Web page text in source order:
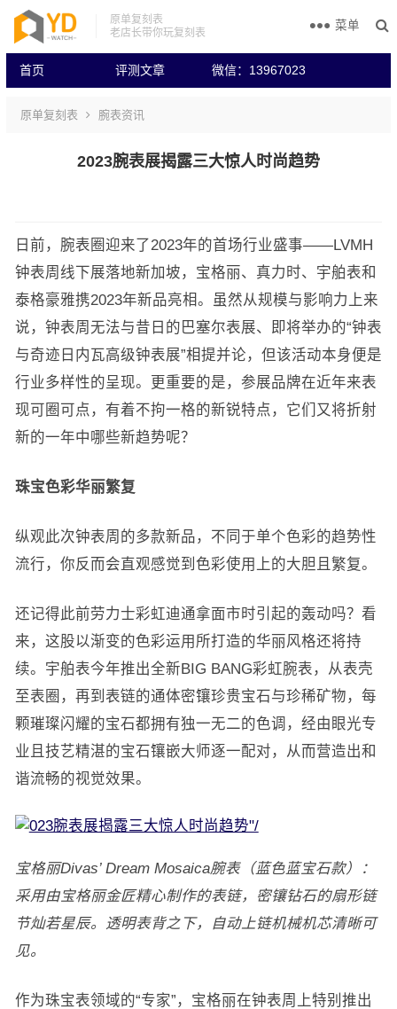
原单复刻表
老店长带你玩复刻表
首页 评测文章 微信：13967023
菜单
原单复刻表 腕表资讯
2023腕表展揭露三大惊人时尚趋势
日前，腕表圈迎来了2023年的首场行业盛事——LVMH
钟表周线下展落地新加坡，宝格丽、真力时、宇舶表和
泰格豪雅携2023年新品亮相。虽然从规模与影响力上来
说，钟表周无法与昔日的巴塞尔表展、即将举办的“钟表
与奇迹日内瓦高级钟表展”相提并论，但该活动本身便是
行业多样性的呈现。更重要的是，参展品牌在近年来表
现可圈可点，有着不拘一格的新锐特点，它们又将折射
新的一年中哪些新趋势呢？
珠宝色彩华丽繁复
纵观此次钟表周的多款新品，不同于单个色彩的趋势性
流行，你反而会直观感觉到色彩使用上的大胆且繁复。
还记得此前劳力士彩虹迪通拿面市时引起的轰动吗？看
来，这股以渐变的色彩运用所打造的华丽风格还将持
续。宇舶表今年推出全新BIG BANG彩虹腕表，从表壳
至表圈，再到表链的通体密镶珍贵宝石与珍稀矿物，每
颗璀璨闪耀的宝石都拥有独一无二的色调，经由眼光专
业且技艺精湛的宝石镶嵌大师逐一配对，从而营造出和
谐流畅的视觉效果。
宝格丽Divas’ Dream Mosaica腕表（蓝色蓝宝石款）：
采用由宝格丽金匠精心制作的表链，密镶钻石的扇形链
节灿若星辰。透明表背之下，自动上链机械机芯清晰可
见。
作为珠宝表领域的“专家”，宝格丽在钟表周上特别推出